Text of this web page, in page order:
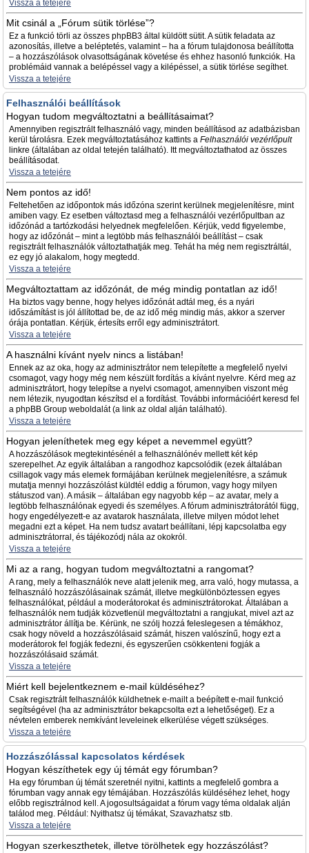
Vissza a tetejére
Mit csinál a „Fórum sütik törlése”?
Ez a funkció törli az összes phpBB3 által küldött sütit. A sütik feladata az
azonosítás, illetve a beléptetés, valamint – ha a fórum tulajdonosa beállította
– a hozzászólások olvasottságának követése és ehhez hasonló funkciók. Ha
problémáid vannak a belépéssel vagy a kilépéssel, a sütik törlése segíthet.
Vissza a tetejére
Felhasználói beállítások
Hogyan tudom megváltoztatni a beállításaimat?
Amennyiben regisztrált felhasználó vagy, minden beállításod az adatbázisban
kerül tárolásra. Ezek megváltoztatásához kattints a Felhasználói vezérlőpult
linkre (általában az oldal tetején található). Itt megváltoztathatod az összes
beállításodat.
Vissza a tetejére
Nem pontos az idő!
Feltehetően az időpontok más időzóna szerint kerülnek megjelenítésre, mint
amiben vagy. Ez esetben változtasd meg a felhasználói vezérlőpultban az
időzónád a tartózkodási helyednek megfelelően. Kérjük, vedd figyelembe,
hogy az időzónát – mint a legtöbb más felhasználói beállítást – csak
regisztrált felhasználók változtathatják meg. Tehát ha még nem regisztráltál,
ez egy jó alakalom, hogy megtedd.
Vissza a tetejére
Megváltoztattam az időzónát, de még mindig pontatlan az idő!
Ha biztos vagy benne, hogy helyes időzónát adtál meg, és a nyári
időszámítást is jól állítottad be, de az idő még mindig más, akkor a szerver
órája pontatlan. Kérjük, értesíts erről egy adminisztrátort.
Vissza a tetejére
A használni kívánt nyelv nincs a listában!
Ennek az az oka, hogy az adminisztrátor nem telepítette a megfelelő nyelvi
csomagot, vagy hogy még nem készült fordítás a kívánt nyelvre. Kérd meg az
adminisztrátort, hogy telepítse a nyelvi csomagot, amennyiben viszont még
nem létezik, nyugodtan készítsd el a fordítást. További információért keresd fel
a phpBB Group weboldalát (a link az oldal alján található).
Vissza a tetejére
Hogyan jeleníthetek meg egy képet a nevemmel együtt?
A hozzászólások megtekintésénél a felhasználónév mellett két kép
szerepelhet. Az egyik általában a rangodhoz kapcsolódik (ezek általában
csillagok vagy más elemek formájában kerülnek megjelenítésre, a számuk
mutatja mennyi hozzászólást küldtél eddig a fórumon, vagy hogy milyen
státuszod van). A másik – általában egy nagyobb kép – az avatar, mely a
legtöbb felhasználónak egyedi és személyes. A fórum adminisztrátorától függ,
hogy engedélyezett-e az avatarok használata, illetve milyen módot lehet
megadni ezt a képet. Ha nem tudsz avatart beállítani, lépj kapcsolatba egy
adminisztrátorral, és tájékozódj nála az okokról.
Vissza a tetejére
Mi az a rang, hogyan tudom megváltoztatni a rangomat?
A rang, mely a felhasználók neve alatt jelenik meg, arra való, hogy mutassa, a
felhasználó hozzászólásainak számát, illetve megkülönböztessen egyes
felhasználókat, például a moderátorokat és adminisztrátorokat. Általában a
felhasználók nem tudják közvetlenül megváltoztatni a rangjukat, mivel azt az
adminisztrátor állítja be. Kérünk, ne szólj hozzá feleslegesen a témákhoz,
csak hogy növeld a hozzászólásaid számát, hiszen valószínű, hogy ezt a
moderátorok fel fogják fedezni, és egyszerűen csökkenteni fogják a
hozzászólásaid számát.
Vissza a tetejére
Miért kell bejelentkeznem e-mail küldéséhez?
Csak regisztrált felhasználók küldhetnek e-mailt a beépített e-mail funkció
segítségével (ha az adminisztrátor bekapcsolta ezt a lehetőséget). Ez a
névtelen emberek nemkívánt leveleinek elkerülése végett szükséges.
Vissza a tetejére
Hozzászólással kapcsolatos kérdések
Hogyan készíthetek egy új témát egy fórumban?
Ha egy fórumban új témát szeretnél nyitni, kattints a megfelelő gombra a
fórumban vagy annak egy témájában. Hozzászólás küldéséhez lehet, hogy
előbb regisztrálnod kell. A jogosultságaidat a fórum vagy téma oldalak alján
találod meg. Például: Nyithatsz új témákat, Szavazhatsz stb.
Vissza a tetejére
Hogyan szerkeszthetek, illetve törölhetek egy hozzászólást?